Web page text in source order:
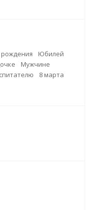
Юбилей
Мужчине
8 марта